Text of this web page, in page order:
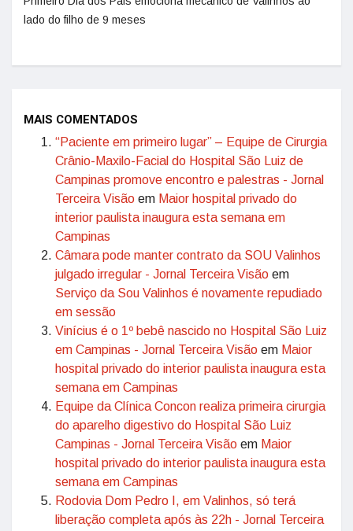
lado do filho de 9 meses
MAIS COMENTADOS
“Paciente em primeiro lugar” – Equipe de Cirurgia
Crânio-Maxilo-Facial do Hospital São Luiz de
Campinas promove encontro e palestras - Jornal
Terceira Visão em Maior hospital privado do
interior paulista inaugura esta semana em
Campinas
Câmara pode manter contrato da SOU Valinhos
julgado irregular - Jornal Terceira Visão em
Serviço da Sou Valinhos é novamente repudiado
em sessão
Vinícius é o 1º bebê nascido no Hospital São Luiz
em Campinas - Jornal Terceira Visão em Maior
hospital privado do interior paulista inaugura esta
semana em Campinas
Equipe da Clínica Concon realiza primeira cirurgia
do aparelho digestivo do Hospital São Luiz
Campinas - Jornal Terceira Visão em Maior
hospital privado do interior paulista inaugura esta
semana em Campinas
Rodovia Dom Pedro I, em Valinhos, só terá
liberação completa após às 22h - Jornal Terceira